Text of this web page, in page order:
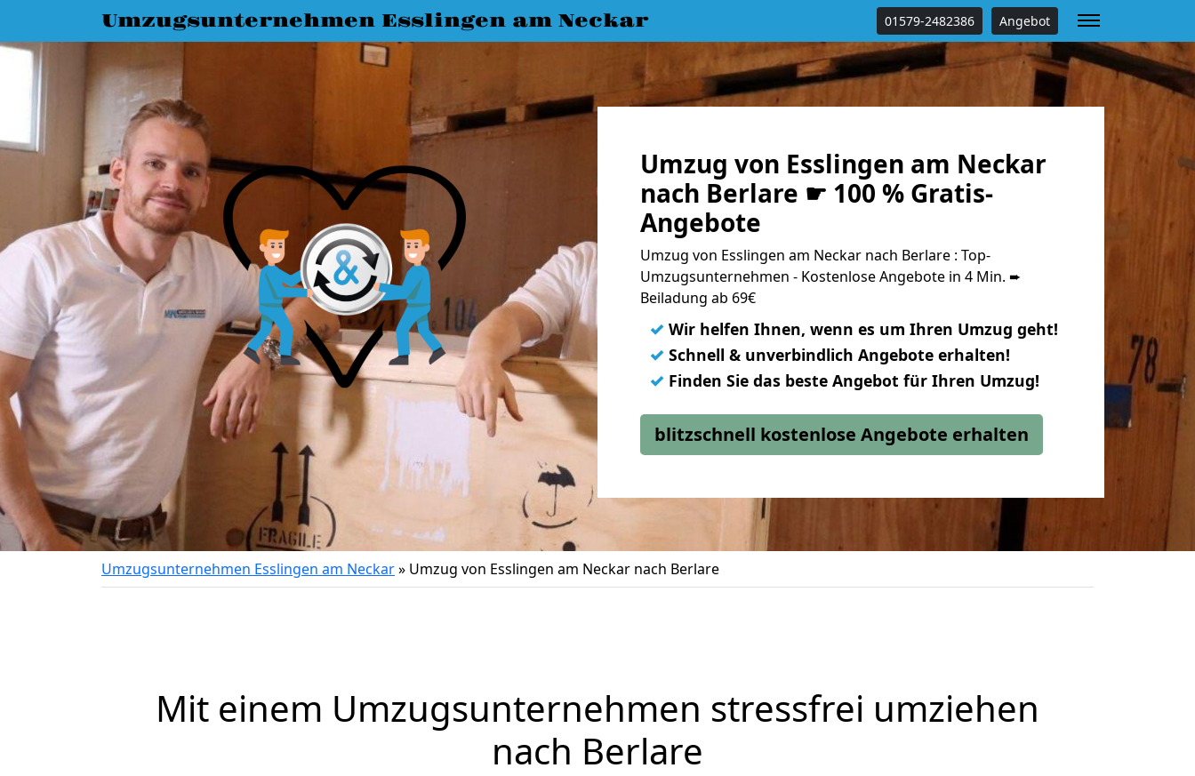
Umzugsunternehmen Esslingen am Neckar 01579-2482386 Angebot
Umzug von Esslingen am Neckar
nach Berlare ☛ 100 % Gratis-
Angebote
Umzug von Esslingen am Neckar nach Berlare : Top-
Umzugsunternehmen - Kostenlose Angebote in 4 Min. ➨
Beiladung ab 69€
✓ Wir helfen Ihnen, wenn es um Ihren Umzug geht!
✓ Schnell & unverbindlich Angebote erhalten!
✓ Finden Sie das beste Angebot für Ihren Umzug!
blitzschnell kostenlose Angebote erhalten
Umzugsunternehmen Esslingen am Neckar» Umzug von Esslingen am Neckar nach Berlare
Mit einem Umzugsunternehmen stressfrei umziehen
nach Berlare